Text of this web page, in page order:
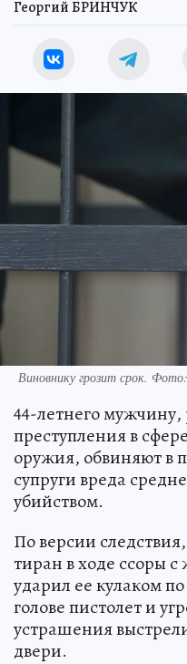
Георгий БРИНЧУК
Виновнику грозит срок.
44-летнего мужчину,
преступления в
оружия, обвиняют в
супруги вреда
убийством.
По версии
тиран в ходе ссоры
ударил ее кулаком
голове пистолет и
устрашения
двери.